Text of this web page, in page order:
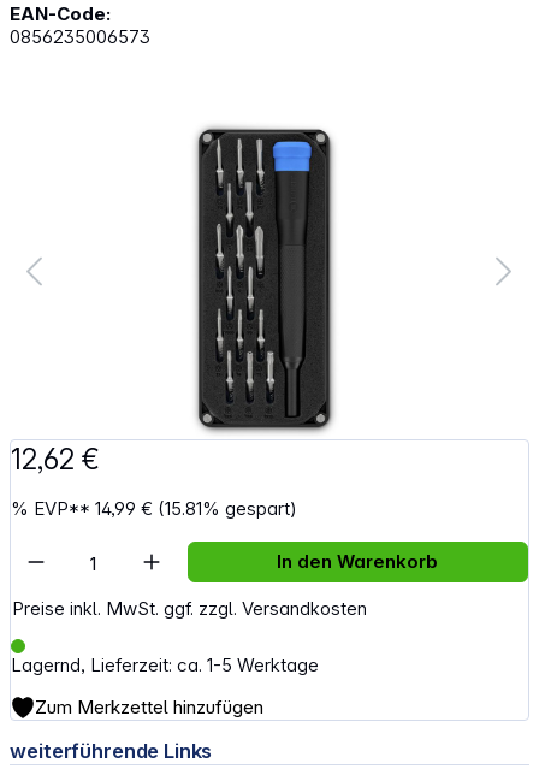
EAN-Code:
0856235006573
Bildergalerie überspringen
12,62 €
% EVP**14,99 € (15.81% gespart)
Preise inkl. MwSt. ggf. zzgl. Versandkosten
Lagernd, Lieferzeit: ca. 1-5 Werktage
Artikel Anzahl: Gib den gewünschten
In den Warenkorb
Zum Merkzettel hinzufügen
weiterführende Links